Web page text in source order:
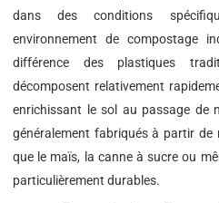
dans des conditions
environnement de compostage
différence des plastiques
décomposent relativement
enrichissant le sol au passage de
généralement fabriqués à partir de
que le maïs, la canne à sucre ou
particulièrement durables.